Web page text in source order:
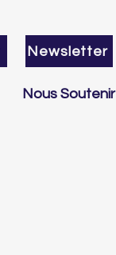
Newsletter
Nous Soutenir